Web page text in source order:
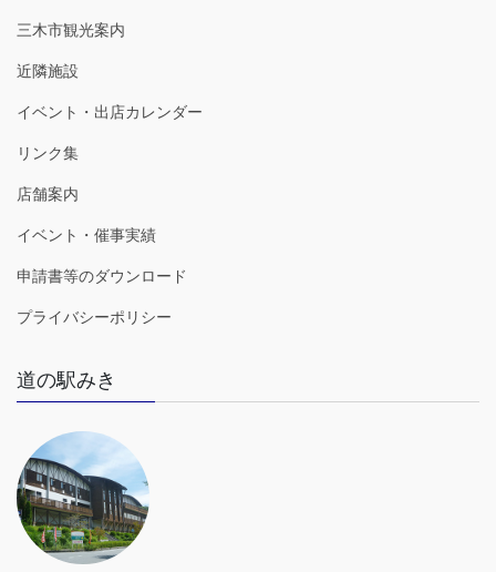
三木市観光案内
近隣施設
イベント・出店カレンダー
リンク集
店舗案内
イベント・催事実績
申請書等のダウンロード
プライバシーポリシー
道の駅みき